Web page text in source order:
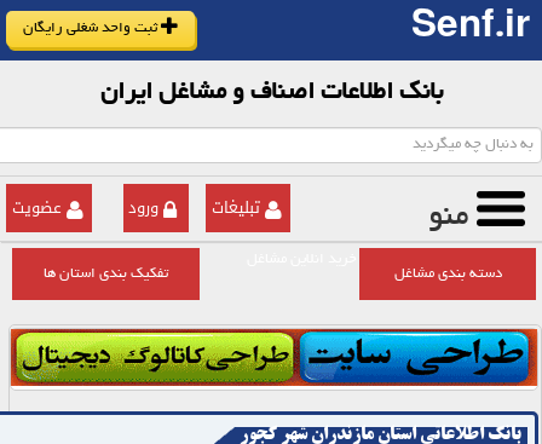
Senf.ir ثبت واحد شغلی رایگان
بانک اطلاعات اصناف و مشاغل ایران
منو عضویت ورود تبلیغات
دسته بندی مشاغل
تفکیک بندی استان ها
بانک اطلاعاتی استان مازندران شهر کجور